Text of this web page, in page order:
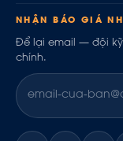
NHẬN BÁO GIÁ
Để lại email — đội
chính.